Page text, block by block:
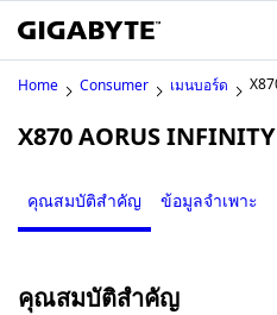
Home Consumer เมนบอร์ด
X870 AORUS INFINITY
คุณสมบัติสำคัญ ข้อมูลจำเพาะ
คุณสมบัติสำคัญ